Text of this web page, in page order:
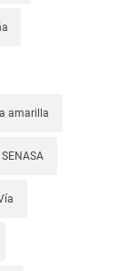
amarilla
SENASA